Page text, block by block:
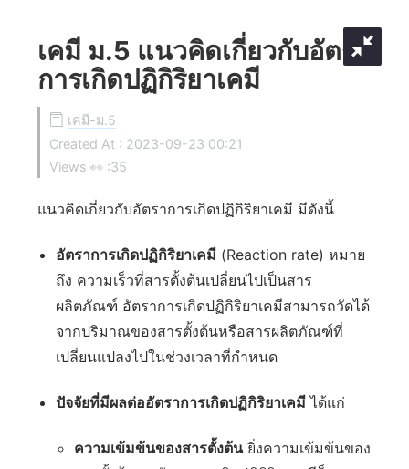
เคมี ม.5 แนวคิดเกี่ยวกับอัตรา
การเกิดปฏิกิริยาเคมี
เคมี-ม.5
Created At : 2023-09-23 00:21
Views 👀 :35
แนวคิดเกี่ยวกับอัตราการเกิดปฏิกิริยาเคมี มีดังนี้
อัตราการเกิดปฏิกิริยาเคมี (Reaction rate) หมาย
ถึง ความเร็วที่สารตั้งต้นเปลี่ยนไปเป็นสาร
ผลิตภัณฑ์ อัตราการเกิดปฏิกิริยาเคมีสามารถวัดได้
จากปริมาณของสารตั้งต้นหรือสารผลิตภัณฑ์ที่
เปลี่ยนแปลงไปในช่วงเวลาที่กำหนด
ปัจจัยที่มีผลต่ออัตราการเกิดปฏิกิริยาเคมี ได้แก่
ความเข้มข้นของสารตั้งต้นยิ่งความเข้มข้นของ